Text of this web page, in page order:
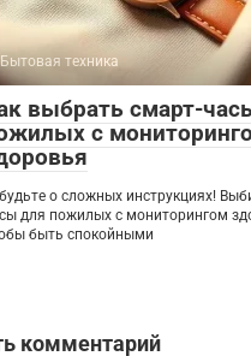
Бытовая техника
выбрать смарт-
с
о сложных инструкциях!
для пожилых с мониторингом
быть спокойными
комментарий